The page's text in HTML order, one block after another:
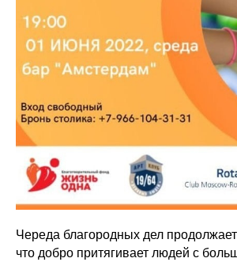
Череда благородных дел
что добро притягивает людей с